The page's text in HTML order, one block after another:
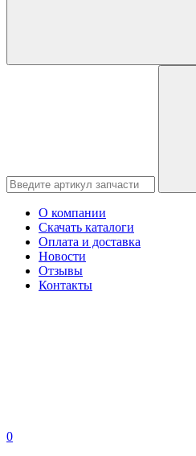
О компании
Скачать каталоги
Оплата и доставка
Новости
Отзывы
Контакты
0